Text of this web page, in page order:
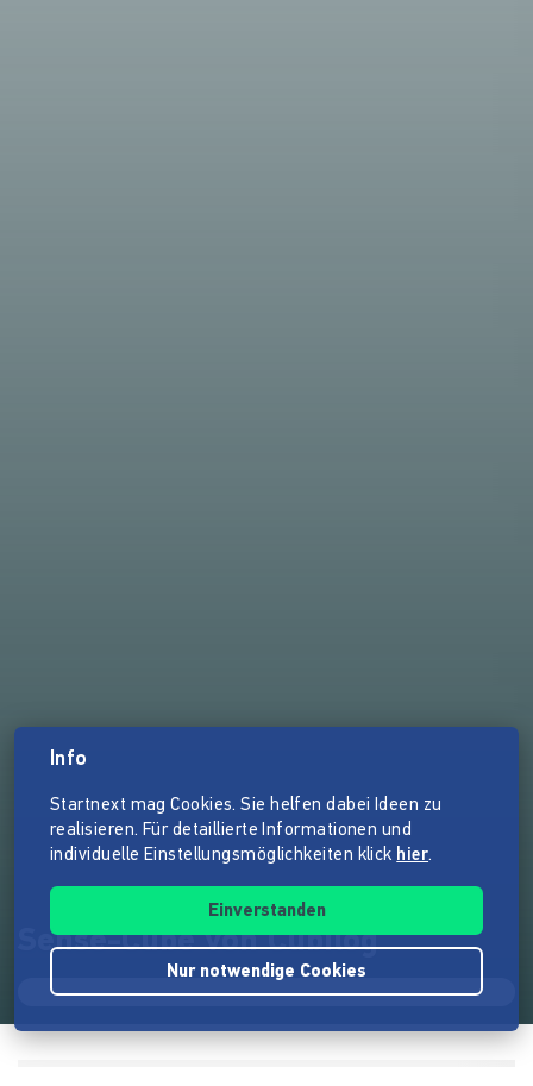
Sense-Cube von Cubilog
Info
Startnext mag Cookies. Sie helfen dabei Ideen zu
realisieren. Für detaillierte Informationen und
individuelle Einstellungsmöglichkeiten klick hier.
Einverstanden
Nur notwendige Cookies